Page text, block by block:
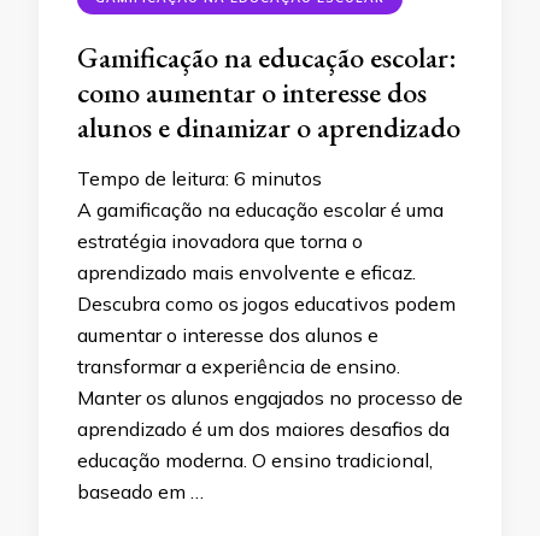
Gamificação na educação escolar:
como aumentar o interesse dos
alunos e dinamizar o aprendizado
Tempo de leitura: 6 minutos
A gamificação na educação escolar é uma
estratégia inovadora que torna o
aprendizado mais envolvente e eficaz.
Descubra como os jogos educativos podem
aumentar o interesse dos alunos e
transformar a experiência de ensino.
Manter os alunos engajados no processo de
aprendizado é um dos maiores desafios da
educação moderna. O ensino tradicional,
baseado em …